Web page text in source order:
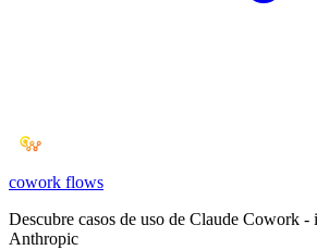
cowork flows
Descubre casos de uso de Claude Cowork -
Anthropic